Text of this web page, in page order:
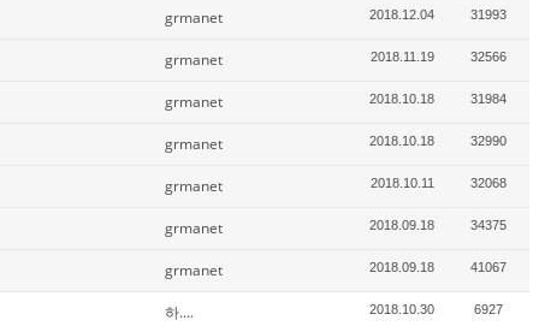
grmanet 2018.12.04 31993
grmanet 2018.11.19 32566
grmanet 2018.10.18 31984
grmanet 2018.10.18 32990
grmanet 2018.10.11 32068
grmanet 2018.09.18 34375
grmanet 2018.09.18 41067
하.... 2018.10.30 6927